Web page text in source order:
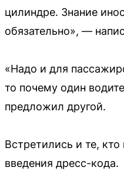
цилиндре. Знание
обязательно», —
«Надо и для
то почему один
предложил другой.
Встретились и те,
введения дресс-кода.